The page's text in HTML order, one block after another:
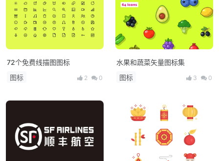
72个免费线描图图标
图标
2 0
水果和蔬菜矢量图标集
图标
3 0